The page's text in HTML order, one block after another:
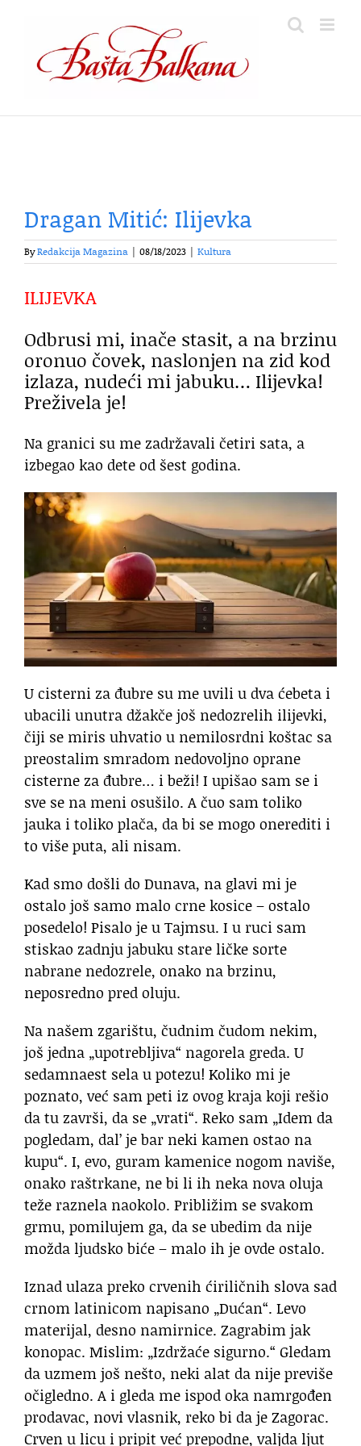
content
Dragan Mitić: Ilijevka
ByRedakcija Magazina 08/18/2023 Kultura
ILIJEVKA
Odbrusi mi, inače stasit, a na brzinu
oronuo čovek, naslonjen na zid kod
izlaza, nudeći mi jabuku… Ilijevka!
Preživela je!
Na granici su me zadržavali četiri sata, a
izbegao kao dete od šest godina.
U cisterni za đubre su me uvili u dva ćebeta i
ubacili unutra džakče još nedozrelih ilijevki,
čiji se miris uhvatio u nemilosrdni koštac sa
preostalim smradom nedovoljno oprane
cisterne za đubre… i beži! I upišao sam se i
sve se na meni osušilo. A čuo sam toliko
jauka i toliko plača, da bi se mogo onerediti i
to više puta, ali nisam.
Kad smo došli do Dunava, na glavi mi je
ostalo još samo malo crne kosice – ostalo
posedelo! Pisalo je u Tajmsu. I u ruci sam
stiskao zadnju jabuku stare ličke sorte
nabrane nedozrele, onako na brzinu,
neposredno pred oluju.
Na našem zgarištu, čudnim čudom nekim,
još jedna „upotrebljiva“ nagorela greda. U
sedamnaest sela u potezu! Koliko mi je
poznato, već sam peti iz ovog kraja koji rešio
da tu završi, da se „vrati“. Reko sam „Idem da
pogledam, dal’ je bar neki kamen ostao na
kupu“. I, evo, guram kamenice nogom naviše,
onako raštrkane, ne bi li ih neka nova oluja
teže raznela naokolo. Približim se svakom
grmu, pomilujem ga, da se ubedim da nije
možda ljudsko biće – malo ih je ovde ostalo.
Iznad ulaza preko crvenih ćiriličnih slova sad
crnom latinicom napisano „Dućan“. Levo
materijal, desno namirnice. Zagrabim jak
konopac. Mislim: „Izdržaće sigurno.“ Gledam
da uzmem još nešto, neki alat da nije previše
očigledno. A i gleda me ispod oka namrgođen
prodavac, novi vlasnik, reko bi da je Zagorac.
Crven u licu i pripit već prepodne, valjda ljut